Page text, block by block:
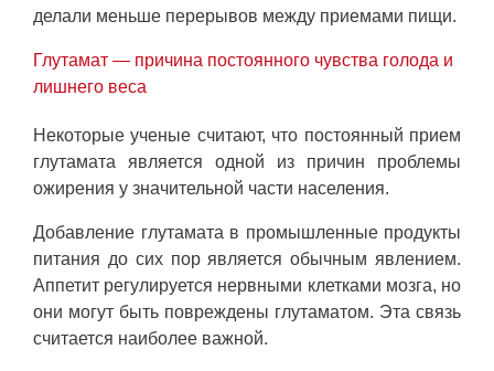
делали меньше перерывов между приемами пищи.
Глутамат — причина постоянного чувства голода и
лишнего веса
Некоторые ученые считают, что постоянный прием
глутамата является одной из причин проблемы
ожирения у значительной части населения.
Добавление глутамата в промышленные продукты
питания до сих пор является обычным явлением.
Аппетит регулируется нервными клетками мозга, но
они могут быть повреждены глутаматом. Эта связь
считается наиболее важной.